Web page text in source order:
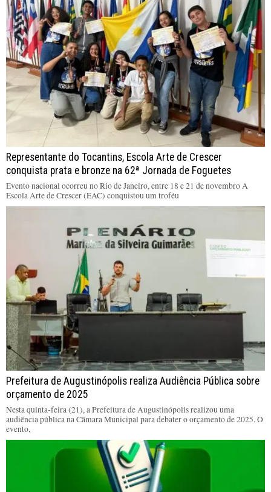
Representante do Tocantins, Escola Arte de Crescer
conquista prata e bronze na 62ª Jornada de Foguetes
Evento nacional ocorreu no Rio de Janeiro, entre 18 e 21 de novembro A
Escola Arte de Crescer (EAC) conquistou um troféu
Prefeitura de Augustinópolis realiza Audiência Pública sobre
orçamento de 2025
Nesta quinta-feira (21), a Prefeitura de Augustinópolis realizou uma
audiência pública na Câmara Municipal para debater o orçamento de 2025. O
evento,